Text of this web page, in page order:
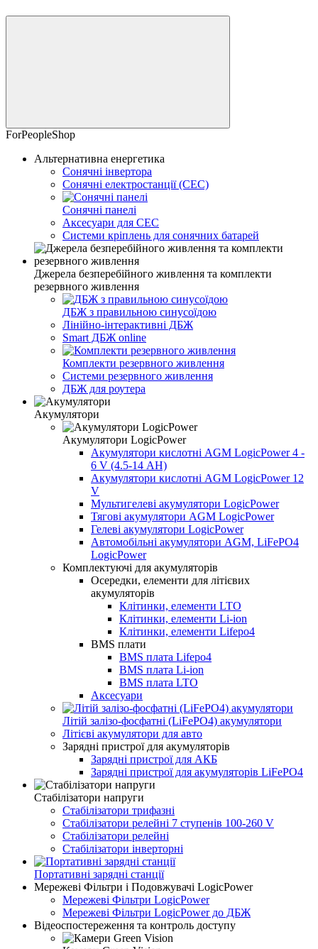
ForPeopleShop
Альтернативна енергетика
Сонячні інвертора
Сонячні електростанції (СЕС)
Сонячні панелі
Аксесуари для СЕС
Системи кріплень для сонячних батарей
Джерела безперебійного живлення та комплекти
резервного живлення
ДБЖ з правильною синусоїдою
Лінійно-інтерактивні ДБЖ
Smart ДБЖ online
Комплекти резервного живлення
Системи резервного живлення
ДБЖ для роутера
Акумулятори
Акумулятори LogicPower
Акумулятори кислотні AGM LogicPower 4 -
6 V (4.5-14 АН)
Акумулятори кислотні AGM LogicPower 12
V
Мультигелеві акумулятори LogicPower
Тягові акумулятори AGM LogicPower
Гелеві акумулятори LogicPower
Автомобільні акумулятори AGM, LiFePO4
LogicPower
Комплектуючі для акумуляторів
Осередки, елементи для літієвих
акумуляторів
Клітинки, елементи LTO
Клітинки, елементи Li-ion
Клітинки, елементи Lifepo4
BMS плати
BMS плата Lifepo4
BMS плата Li-ion
BMS плата LTO
Аксесуари
Літій залізо-фосфатні (LiFePО4) акумулятори
Літієві акумулятори для авто
Зарядні пристрої для акумуляторів
Зарядні пристрої для АКБ
Зарядні пристрої для акумуляторів LiFePO4
Стабілізатори напруги
Стабілізатори трифазні
Стабілізатори релейні 7 ступенів 100-260 V
Стабілізатори релейні
Стабілізатори інверторні
Портативні зарядні станції
Мережеві Фільтри і Подовжувачі LogicPower
Мережеві Фільтри LogicPower
Мережеві Фільтри LogicPower до ДБЖ
Відеоспостереження та контроль доступу